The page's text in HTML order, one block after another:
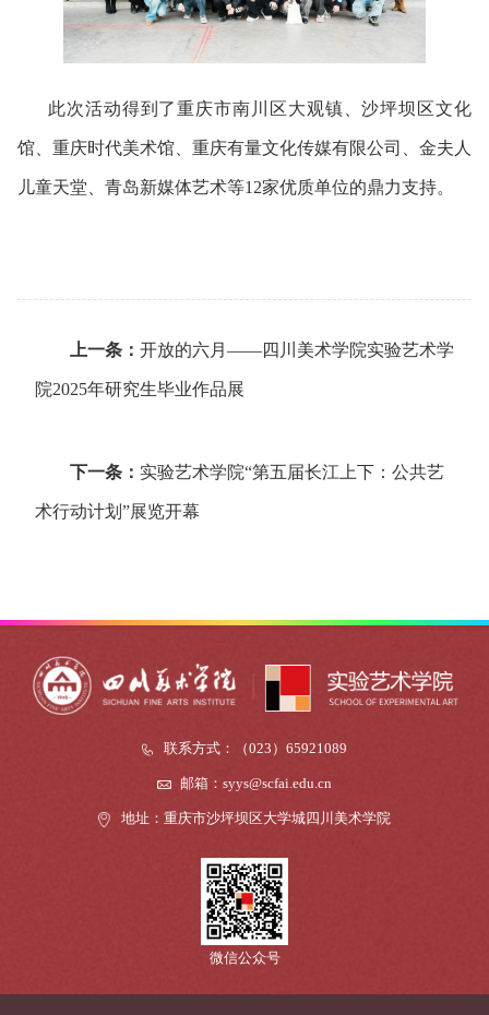
此次活动得到了重庆市南川区大观镇、沙坪坝区文化
馆、重庆时代美术馆、重庆有量文化传媒有限公司、金夫人
儿童天堂、青岛新媒体艺术等12家优质单位的鼎力支持。
上一条： 开放的六月——四川美术学院实验艺术学
院2025年研究生毕业作品展
下一条： 实验艺术学院“第五届长江上下：公共艺
术行动计划”展览开幕
联系方式：（023）65921089
邮箱：syys@scfai.edu.cn
地址：重庆市沙坪坝区大学城四川美术学院
微信公众号